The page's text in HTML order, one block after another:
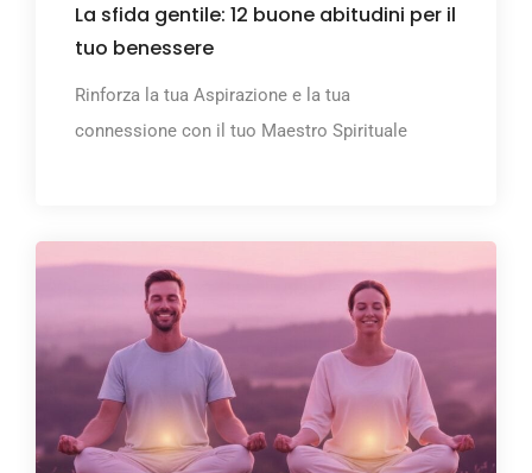
La sfida gentile: 12 buone abitudini per il
tuo benessere
Rinforza la tua Aspirazione e la tua
connessione con il tuo Maestro Spirituale